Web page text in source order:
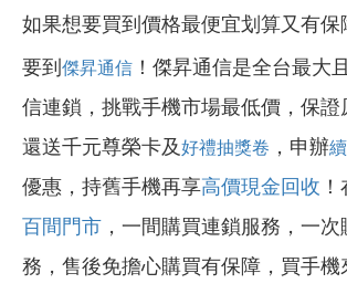
如果想要買到價格最便宜划算又有保
要到 傑昇通信 ！傑昇通信是全台最大
信連鎖，挑戰手機市場最低價，保證
還送千元尊榮卡及好禮抽獎卷 ，申辦
優惠，持舊手機再享高價現金回收
百間門市 ，一間購買連鎖服務，一
務，售後免擔心購買有保障，買手機